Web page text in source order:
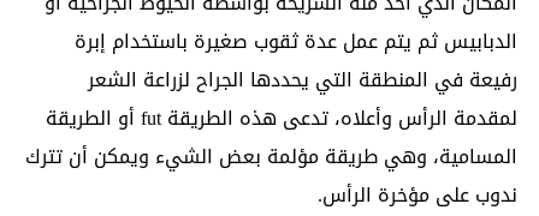
الدبابيس ثم يتم عمل عدة ثقوب صغيرة باستخدام إبرة
رفيعة في المنطقة التي يحددها الجراح لزراعة الشعر
لمقدمة الرأس وأعلاه، تدعى هذه الطريقة fut أو الطريقة
المسامية، وهي طريقة مؤلمة بعض الشيء ويمكن أن تترك
ندوب على مؤخرة الرأس.